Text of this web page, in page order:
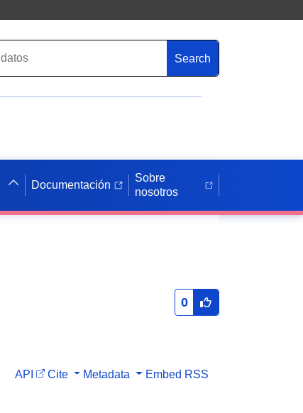
Search
Documentación
Sobre
nosotros
0
API Cite Metadata Embed RSS